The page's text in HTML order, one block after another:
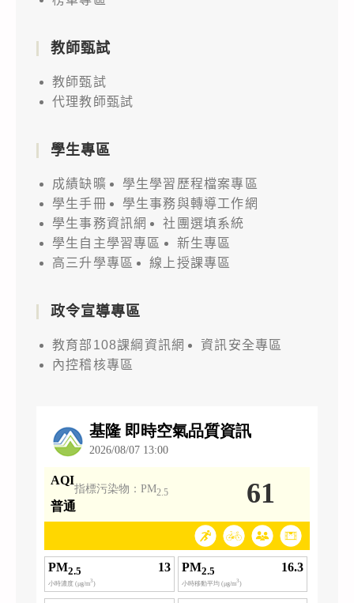
教師甄試
教師甄試
代理教師甄試
學生專區
成績缺曠
學生學習歷程檔案專區
學生手冊
學生事務與轉導工作網
學生事務資訊網
社團選填系統
學生自主學習專區
新生專區
高三升學專區
線上授課專區
政令宣導專區
教育部108課綱資訊網
資訊安全專區
內控稽核專區